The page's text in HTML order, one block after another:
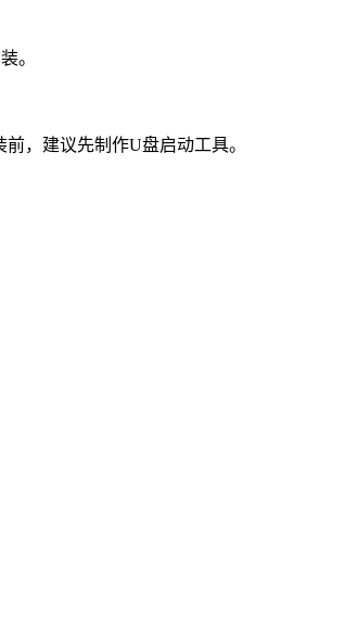
。
，建议先制作U盘启动工具。